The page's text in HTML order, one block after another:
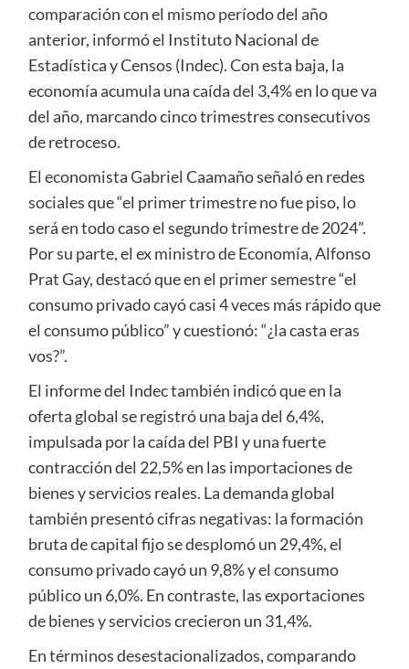
comparación con el mismo período del año
anterior, informó el Instituto Nacional de
Estadística y Censos (Indec). Con esta baja, la
economía acumula una caída del 3,4% en lo que va
del año, marcando cinco trimestres consecutivos
de retroceso.
El economista Gabriel Caamaño señaló en redes
sociales que “el primer trimestre no fue piso, lo
será en todo caso el segundo trimestre de 2024”.
Por su parte, el ex ministro de Economía, Alfonso
Prat Gay, destacó que en el primer semestre “el
consumo privado cayó casi 4 veces más rápido que
el consumo público” y cuestionó: “¿la casta eras
vos?”.
El informe del Indec también indicó que en la
oferta global se registró una baja del 6,4%,
impulsada por la caída del PBI y una fuerte
contracción del 22,5% en las importaciones de
bienes y servicios reales. La demanda global
también presentó cifras negativas: la formación
bruta de capital fijo se desplomó un 29,4%, el
consumo privado cayó un 9,8% y el consumo
público un 6,0%. En contraste, las exportaciones
de bienes y servicios crecieron un 31,4%.
En términos desestacionalizados, comparando